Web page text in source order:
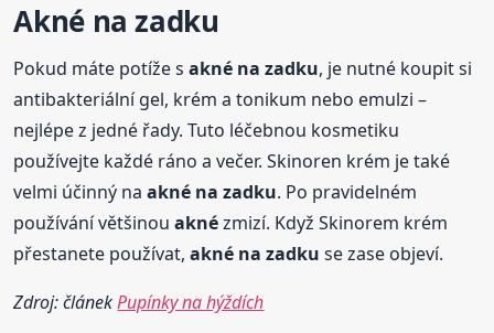
Akné na zadku
Pokud máte potíže sakné na zadku, je nutné koupit si
antibakteriální gel, krém a tonikum nebo emulzi –
nejlépe z jedné řady. Tuto léčebnou kosmetiku
používejte každé ráno a večer. Skinoren krém je také
velmi účinný naakné na zadku. Po pravidelném
používání většinouaknézmizí. Když Skinorem krém
přestanete používat,akné na zadku se zase objeví.
Zdroj: článekPupínky na hýždích